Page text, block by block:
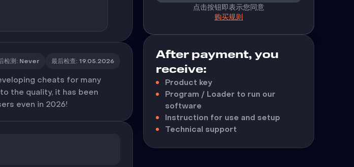
检测 : Never 最后检查: 19.05.2026
cheats for many
the quality, it has been
even in 2026!
点击按钮即表示您同意
购买规则
After payment, you
receive:
Product key
Program / Loader to run our
software
Instruction for use and setup
Technical support